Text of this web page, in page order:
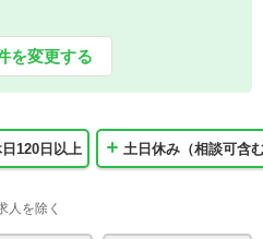
を変更する
120日以上 土日休み（相談可含
人を除く